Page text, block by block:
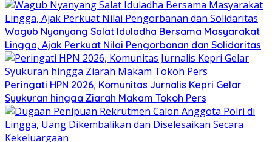
Wagub Nyanyang Salat Iduladha Bersama Masyarakat
Lingga, Ajak Perkuat Nilai Pengorbanan dan Solidaritas
Peringati HPN 2026, Komunitas Jurnalis Kepri Gelar
Syukuran hingga Ziarah Makam Tokoh Pers